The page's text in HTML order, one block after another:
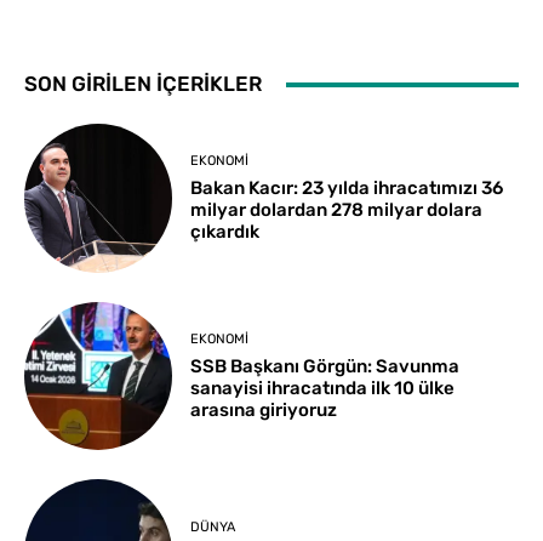
SON GİRİLEN İÇERİKLER
EKONOMI
Bakan Kacır: 23 yılda ihracatımızı 36
milyar dolardan 278 milyar dolara
çıkardık
EKONOMI
SSB Başkanı Görgün: Savunma
sanayisi ihracatında ilk 10 ülke
arasına giriyoruz
DÜNYA